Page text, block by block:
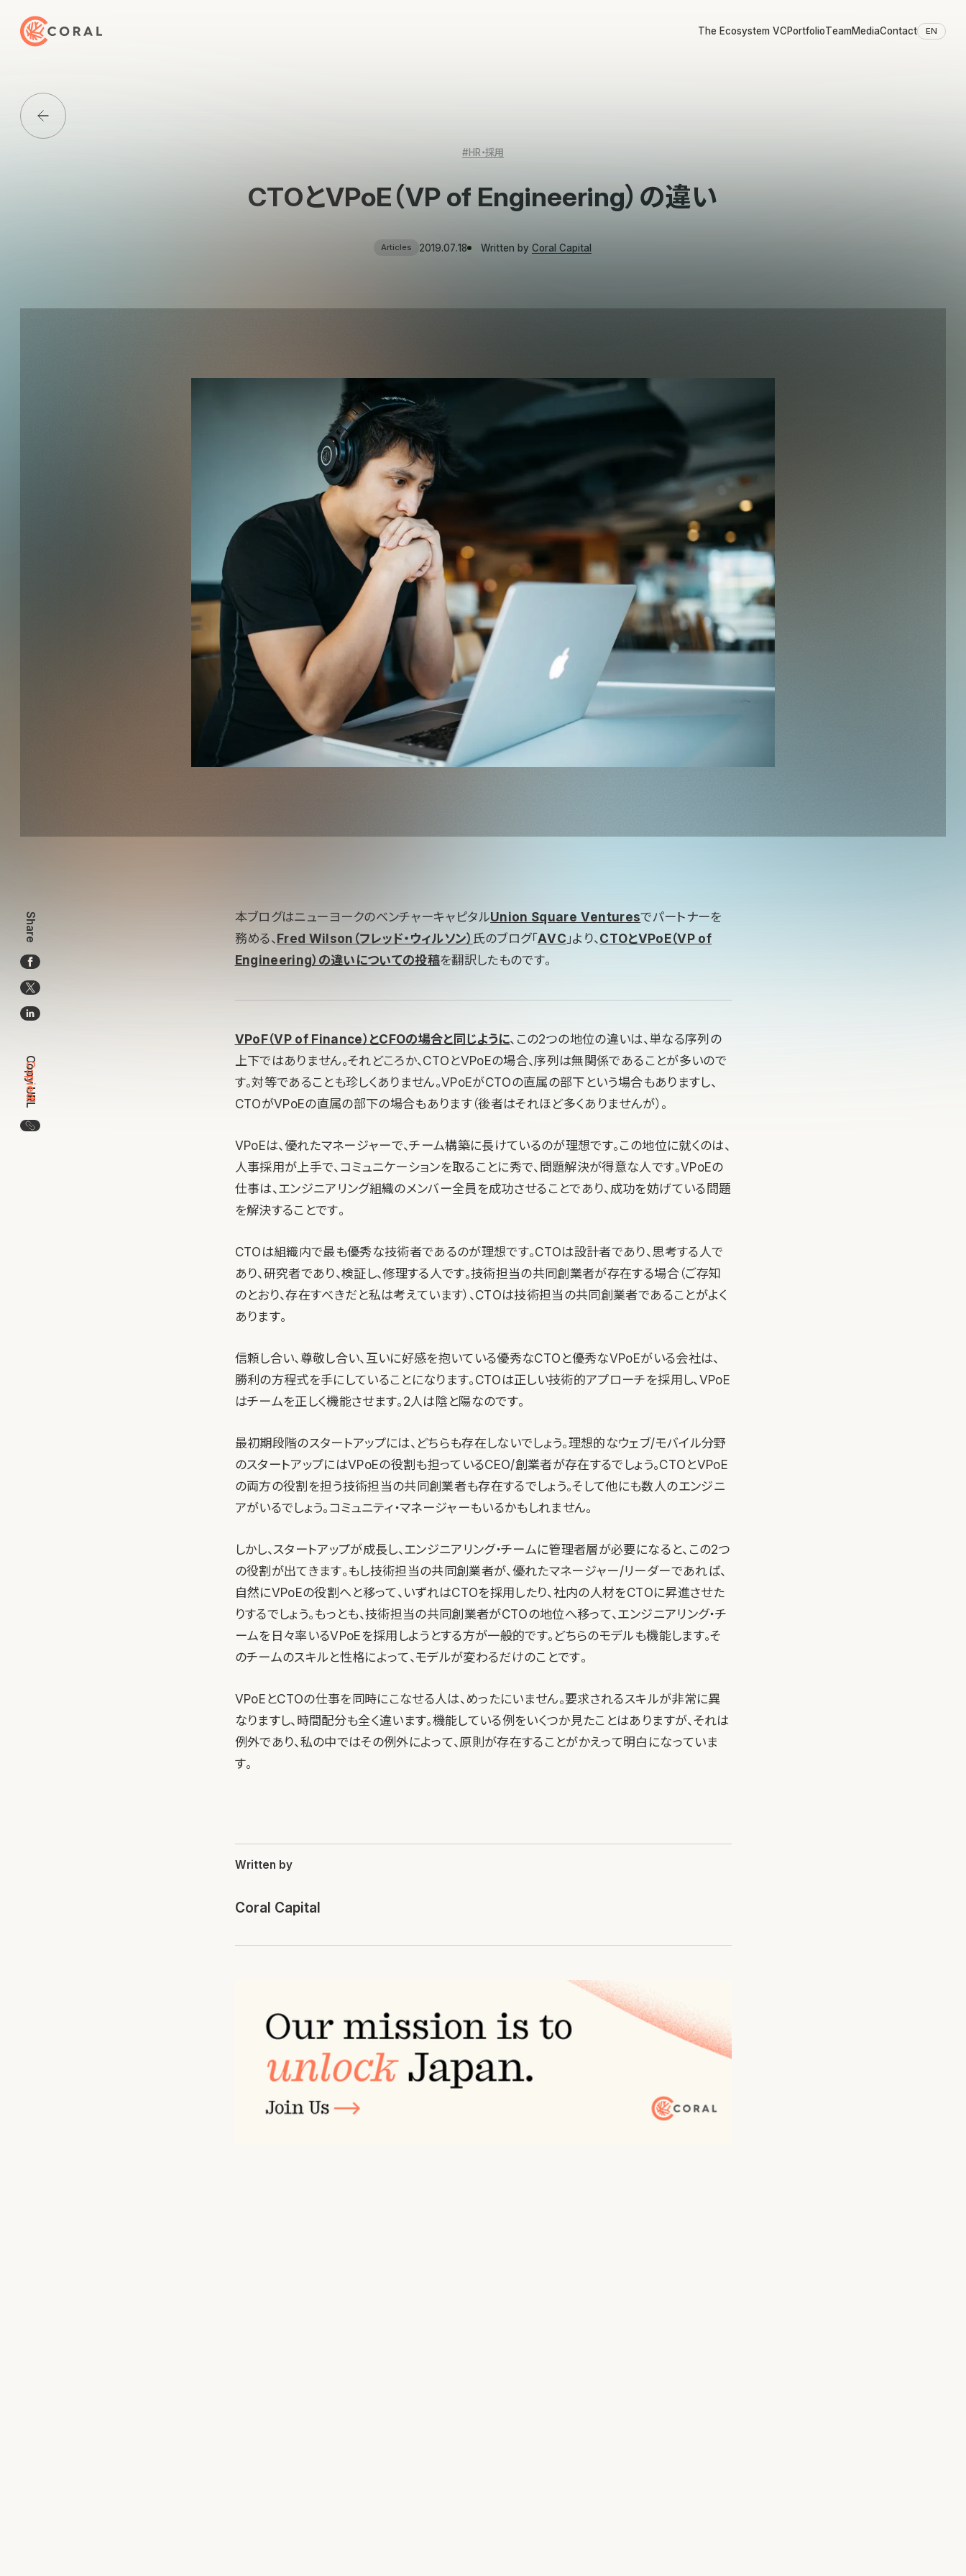
トップページへ戻る
The Ecosystem VCPortfolioTeamMediaContact EN
Media一覧に戻る
#HR・採用
CTOとVPoE（VP of Engineering）の違い
Articles 2019.07.18 Written byCoral Capital
Share
Copy URL
Copied!
この記事のURLをコピー
本ブログはニューヨークのベンチャーキャピタルUnion Square Venturesでパートナーを
務める、Fred Wilson（フレッド・ウィルソン） 氏のブログ「AVC 」より、CTOとVPoE（VP of
Engineering）の違いについての投稿を翻訳したものです。
VPoF（VP of Finance）とCFOの場合と同じように、この2つの地位の違いは、単なる序列の
上下ではありません。それどころか、CTOとVPoEの場合、序列は無関係であることが多いので
す。対等であることも珍しくありません。VPoEがCTOの直属の部下という場合もありますし、
CTOがVPoEの直属の部下の場合もあります（後者はそれほど多くありませんが）。
VPoEは、優れたマネージャーで、チーム構築に長けているのが理想です。この地位に就くのは、
人事採用が上手で、コミュニケーションを取ることに秀で、問題解決が得意な人です。VPoEの
仕事は、エンジニアリング組織のメンバー全員を成功させることであり、成功を妨げている問題
を解決することです。
CTOは組織内で最も優秀な技術者であるのが理想です。CTOは設計者であり、思考する人で
あり、研究者であり、検証し、修理する人です。技術担当の共同創業者が存在する場合（ご存知
のとおり、存在すべきだと私は考えています）、CTOは技術担当の共同創業者であることがよく
あります。
信頼し合い、尊敬し合い、互いに好感を抱いている優秀なCTOと優秀なVPoEがいる会社は、
勝利の方程式を手にしていることになります。CTOは正しい技術的アプローチを採用し、VPoE
はチームを正しく機能させます。2人は陰と陽なのです。
最初期段階のスタートアップには、どちらも存在しないでしょう。理想的なウェブ/モバイル分野
のスタートアップにはVPoEの役割も担っているCEO/創業者が存在するでしょう。CTOとVPoE
の両方の役割を担う技術担当の共同創業者も存在するでしょう。そして他にも数人のエンジニ
アがいるでしょう。コミュニティ・マネージャーもいるかもしれません。
しかし、スタートアップが成長し、エンジニアリング・チームに管理者層が必要になると、この2つ
の役割が出てきます。もし技術担当の共同創業者が、優れたマネージャー/リーダーであれば、
自然にVPoEの役割へと移って、いずれはCTOを採用したり、社内の人材をCTOに昇進させた
りするでしょう。もっとも、技術担当の共同創業者がCTOの地位へ移って、エンジニアリング・チ
ームを日々率いるVPoEを採用しようとする方が一般的です。どちらのモデルも機能します。そ
のチームのスキルと性格によって、モデルが変わるだけのことです。
VPoEとCTOの仕事を同時にこなせる人は、めったにいません。要求されるスキルが非常に異
なりますし、時間配分も全く違います。機能している例をいくつか見たことはありますが、それは
例外であり、私の中ではその例外によって、原則が存在することがかえって明白になっていま
す。
Written by
Coral Capital